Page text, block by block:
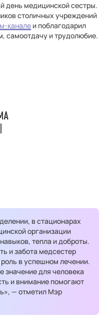
день медицинской сестры.
столичных учреждений
канале и поблагодарил
самоотдачу и трудолюбие.
в стационарах
организации
тепла и доброты.
и забота медсестер
в успешном лечении.
значение для человека
и внимание помогают
— отметил Мэр